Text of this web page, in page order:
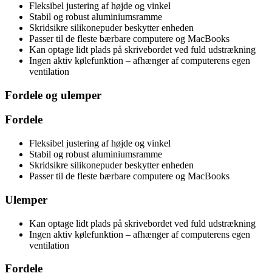
Fleksibel justering af højde og vinkel
Stabil og robust aluminiumsramme
Skridsikre silikonepuder beskytter enheden
Passer til de fleste bærbare computere og MacBooks
Kan optage lidt plads på skrivebordet ved fuld udstrækning
Ingen aktiv kølefunktion – afhænger af computerens egen
ventilation
Fordele og ulemper
Fordele
Fleksibel justering af højde og vinkel
Stabil og robust aluminiumsramme
Skridsikre silikonepuder beskytter enheden
Passer til de fleste bærbare computere og MacBooks
Ulemper
Kan optage lidt plads på skrivebordet ved fuld udstrækning
Ingen aktiv kølefunktion – afhænger af computerens egen
ventilation
Fordele